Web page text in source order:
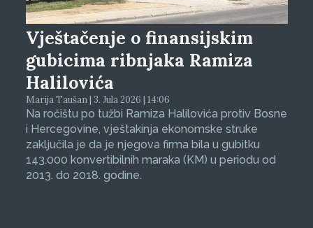
Vještačenje o finansijskim
gubicima ribnjaka Ramiza
Halilovića
Marija Taušan | 3. Jula 2026 | 14:06
Na ročištu po tužbi Ramiza Halilovića protiv Bosne
i Hercegovine, vještakinja ekonomske struke
zaključila je da je njegova firma bila u gubitku
143.000 konvertibilnih maraka (KM) u periodu od
2013. do 2018. godine.